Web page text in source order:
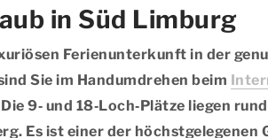
in Süd Limburg
Ferienunterkunft in der
Sie im Handumdrehen beim
9‑ und 18‑Loch‑Plätze liegen
Es ist einer der höchstgelegenen